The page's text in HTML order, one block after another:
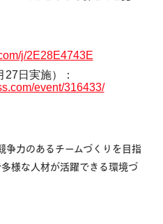
j/2E28E4743E
日実施）：
event/316433/
争力のあるチームづくりを目指
様な人材が活躍できる環境づ